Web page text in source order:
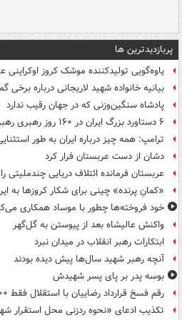
پربازدیدترین ها
یاوه‌گویی تولیدکننده موشک کروز اوکراینی
بیانیه خانواده شهید لاریجانی درباره برخی
پادشاه سنگین‌وزنی که در جهان رقیب ندارد
۶ دستاورد بزرگ ایران در ۱۶۰ روز رهبری رهبر انقلاب
ترامپ: همه چیز درباره ایران به طور
دشان از دست عربستان فرار کرد
عربستان فرمانده ائتلاف دریایی چندملیتی
«کمانِ پرنده» چینی برای شکار کروزها به
خود فروخته‌ها چطور با موساد همکاری
واکنش عالیشاه بعد از پیوستن به گل‌گهر
ابتکارات رهبر انقلاب در میدان نبرد
آنچه رهبر شهید سال‌ها پیش دیده بودند
بوسه‌ پدر بر پای پسر شهیدش
رقم فسخ قرارداد رضاییان با استقلال فقط ۱۰۰میلیون تومان!
تکذیب ادعای «نحوه ردزنی محل استقرار